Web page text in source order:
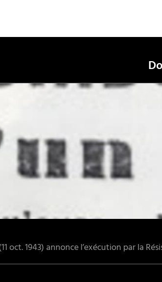
oct. 1943) annonce l’exécution par la